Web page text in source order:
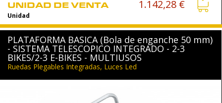
UNIDAD DE VENTA
Unidad
1.142,28 €
PLATAFORMA BASICA (Bola de enganche 50 mm)
- SISTEMA TELESCOPICO INTEGRADO - 2-3
BIKES/2-3 E-BIKES - MULTIUSOS
Ruedas Plegables Integradas, Luces Led